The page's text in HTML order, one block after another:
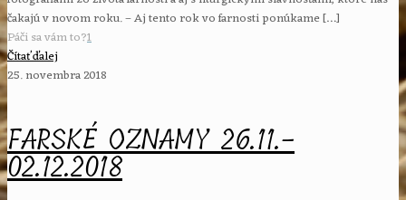
čakajú v novom roku. – Aj tento rok vo farnosti ponúkame[…]
Páči sa vám to?1
Čítať ďalej
25. novembra 2018
FARSKÉ OZNAMY 26.11.-
02.12.2018